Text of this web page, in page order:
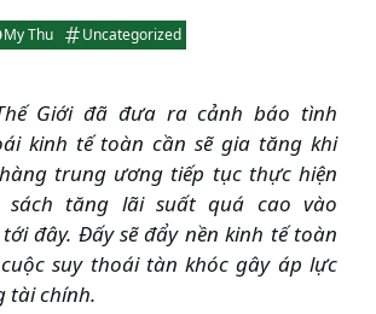
My Thu Uncategorized
Giới đã đưa ra cảnh báo tình
kinh tế toàn cần sẽ gia tăng khi
trung ương tiếp tục thực hiện
sách tăng lãi suất quá cao vào
đây. Đấy sẽ đẩy nền kinh tế toàn
suy thoái tàn khóc gây áp lực
tài chính.